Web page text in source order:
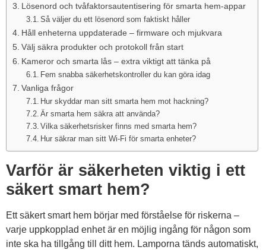
Lösenord och tvåfaktorsautentisering för smarta hem-appar
Så väljer du ett lösenord som faktiskt håller
Håll enheterna uppdaterade – firmware och mjukvara
Välj säkra produkter och protokoll från start
Kameror och smarta lås – extra viktigt att tänka på
Fem snabba säkerhetskontroller du kan göra idag
Vanliga frågor
Hur skyddar man sitt smarta hem mot hackning?
Är smarta hem säkra att använda?
Vilka säkerhetsrisker finns med smarta hem?
Hur säkrar man sitt Wi-Fi för smarta enheter?
Varför är säkerheten viktig i ett
säkert smart hem?
Ett säkert smart hem börjar med förståelse för riskerna –
varje uppkopplad enhet är en möjlig ingång för någon som
inte ska ha tillgång till ditt hem. Lamporna tänds automatiskt,